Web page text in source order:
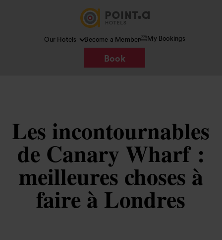
Our Hotels Become a Member My Bookings
Book
Les incontournables
de Canary Wharf :
meilleures choses à
faire à Londres